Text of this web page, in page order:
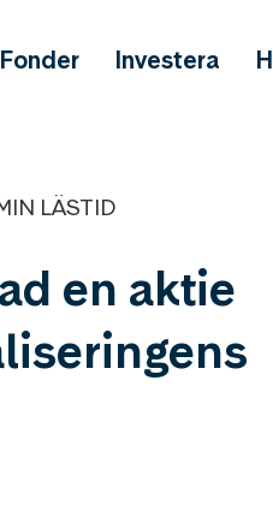
Fonder Investera
LÄSTID
en aktie